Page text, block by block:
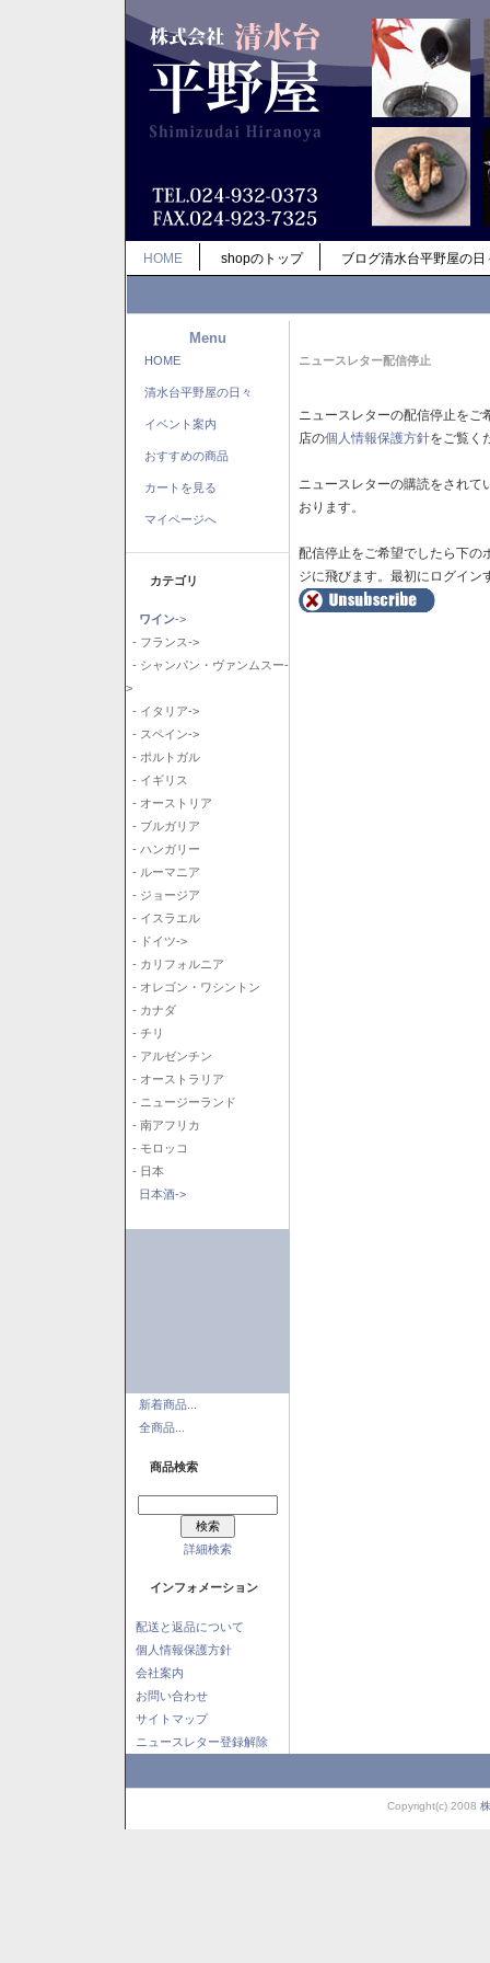
HOME shopのトップ ブログ清水台平野屋の日
Menu
HOME
清水台平野屋の日々
イベント案内
おすすめの商品
カートを見る
マイページへ
カテゴリ
ワイン->
- フランス->
- シャンパン・ヴァンムスー-
>
- イタリア->
- スペイン->
- ポルトガル
- イギリス
- オーストリア
- ブルガリア
- ハンガリー
- ルーマニア
- ジョージア
- イスラエル
- ドイツ->
- カリフォルニア
- オレゴン・ワシントン
- カナダ
- チリ
- アルゼンチン
- オーストラリア
- ニュージーランド
- 南アフリカ
- モロッコ
- 日本
日本酒->
新着商品...
全商品...
商品検索
詳細検索
インフォメーション
配送と返品について
個人情報保護方針
会社案内
お問い合わせ
サイトマップ
ニュースレター登録解除
ニュースレター配信停止
ニュースレターの配信停止を
店の個人情報保護方針をご覧く
ニュースレターの購読をされ
おります。
配信停止をご希望でしたら下の
ジに飛びます。最初にログイン
Copyright(c) 2008